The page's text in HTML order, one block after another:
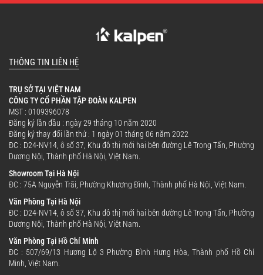
THÔNG TIN LIÊN HỆ
TRỤ SỞ TẠI VIỆT NAM
CÔNG TY CỔ PHẦN TẬP ĐOÀN KALPEN
MST : 0109396078
Đăng ký lần đầu : ngày 29 tháng 10 năm 2020
Đăng ký thay đổi lần thứ : 1 ngày 01 tháng 06 năm 2022
ĐC : D24-NV14, ô số 37, Khu đô thị mới hai bên đường Lê Trọng Tấn, Phường
Dương Nội, Thành phố Hà Nội, Việt Nam.
Showroom Tại Hà Nội
ĐC : 75A Nguyễn Trãi, Phường Khương Đình, Thành phố Hà Nội, Việt Nam.
Văn Phòng Tại Hà Nội
ĐC : D24-NV14, ô số 37, Khu đô thị mới hai bên đường Lê Trọng Tấn, Phường
Dương Nội, Thành phố Hà Nội, Việt Nam.
Văn Phòng Tại Hồ Chí Minh
ĐC : 507/69/13 Hương Lộ 3 Phường Bình Hưng Hòa, Thành phố Hồ Chí
Minh, Việt Nam.